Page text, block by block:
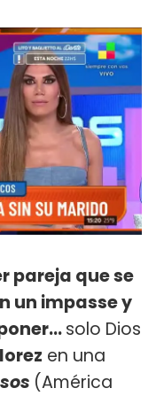
pareja que se
un impasse y
solo Dios
en una
(América